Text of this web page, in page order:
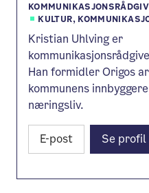
KULTUR,
Kristian Uhlving er
Han formidler Origos
kommunens
næringsliv.
E-post Se profil